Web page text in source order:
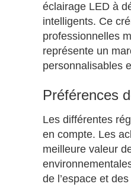
éclairage LED à
intelligents. Ce
professionnelles
représente un
personnalisables
Préférences
Les différentes
en compte. Les
meilleure valeur
de l’espace et